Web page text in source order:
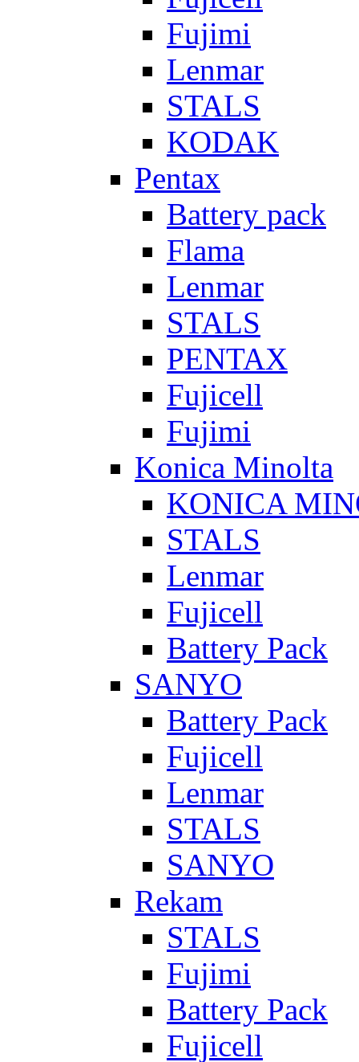
Fujimi
Lenmar
STALS
KODAK
Pentax
Battery pack
Flama
Lenmar
STALS
PENTAX
Fujicell
Fujimi
Konica Minolta
KONICA
STALS
Lenmar
Fujicell
Battery Pack
SANYO
Battery Pack
Fujicell
Lenmar
STALS
SANYO
Rekam
STALS
Fujimi
Battery Pack
Fujicell